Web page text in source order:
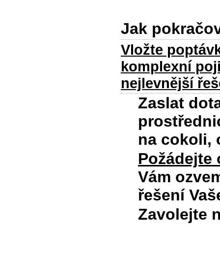
Jak
Vložte
komplexní
nejlevnější
Zaslat
na cokoli,
Požádejte
Vám
řešení
Zavolejte